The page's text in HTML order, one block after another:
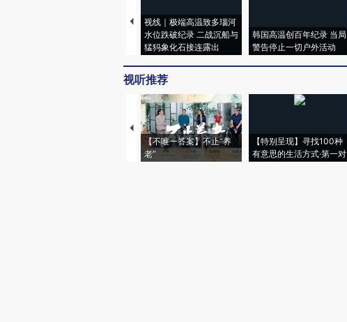
视线｜极端高温致多瑙河
水位跌破纪录 二战沉船与
猛犸象化石接连露出
韩国高温创百年纪录 当局
警告停止一切户外活动
视听推荐
【不唯一答案】不止“养
老”
【特别呈现】寻找100种
有意思的生活方式·第一对